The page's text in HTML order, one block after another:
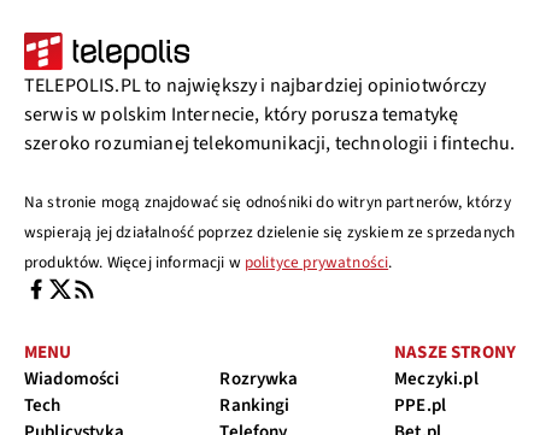
TELEPOLIS.PL to największy i najbardziej opiniotwórczy
serwis w polskim Internecie, który porusza tematykę
szeroko rozumianej telekomunikacji, technologii i fintechu.
Na stronie mogą znajdować się odnośniki do witryn partnerów, którzy
wspierają jej działalność poprzez dzielenie się zyskiem ze sprzedanych
produktów. Więcej informacji w polityce prywatności.
MENU
Wiadomości
Tech
Rozrywka
Rankingi
NASZE STRONY
Meczyki.pl
PPE.pl